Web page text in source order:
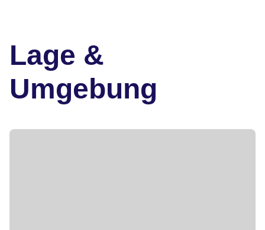
Lage &
Umgebung